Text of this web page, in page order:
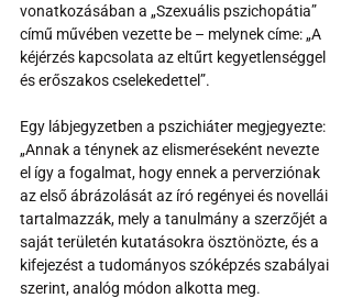
vonatkozásában a „Szexuális pszichopátia”
című művében vezette be – melynek címe: „A
kéjérzés kapcsolata az eltűrt kegyetlenséggel
és erőszakos cselekedettel”.
Egy lábjegyzetben a pszichiáter megjegyezte:
„Annak a ténynek az elismeréseként nevezte
el így a fogalmat, hogy ennek a perverziónak
az első ábrázolását az író regényei és novellái
tartalmazzák, mely a tanulmány a szerzőjét a
saját területén kutatásokra ösztönözte, és a
kifejezést a tudományos szóképzés szabályai
szerint, analóg módon alkotta meg.